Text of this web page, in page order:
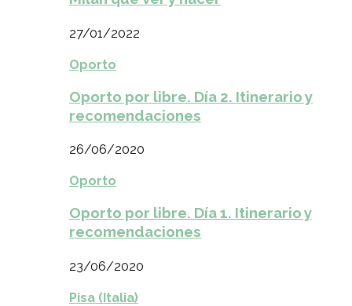
27/01/2022
Oporto
Oporto por libre. Día 2. Itinerario y
recomendaciones
26/06/2020
Oporto
Oporto por libre. Día 1. Itinerario y
recomendaciones
23/06/2020
Pisa (Italia)